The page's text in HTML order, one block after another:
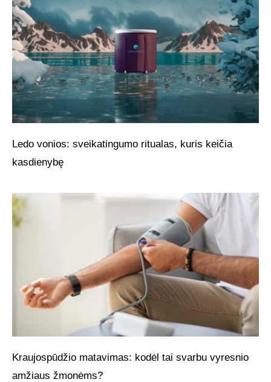
Ledo vonios: sveikatingumo ritualas, kuris keičia
kasdienybę
Kraujospūdžio matavimas: kodėl tai svarbu vyresnio
amžiaus žmonėms?